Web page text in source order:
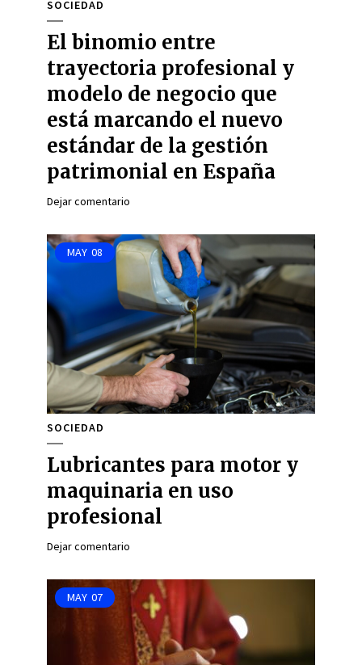
SOCIEDAD
El binomio entre
trayectoria profesional y
modelo de negocio que
está marcando el nuevo
estándar de la gestión
patrimonial en España
Dejar comentario
MAY 08
SOCIEDAD
Lubricantes para motor y
maquinaria en uso
profesional
Dejar comentario
MAY 07